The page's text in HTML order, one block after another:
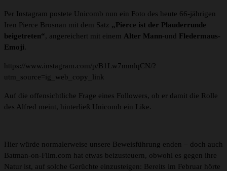
Per Instagram postete Unicomb nun ein Foto des heute 66-jährigen
Iren Pierce Brosnan mit dem Satz „Pierce ist der Plauderrunde
beigetreten“, angereichert mit einem Alter Mann-und Fledermaus-
Emoji.
https://www.instagram.com/p/B1Lw7mmlqCN/?
utm_source=ig_web_copy_link
Auf die offensichtliche Frage eines Followers, ob er damit die Rolle
des Alfred meint, hinterließ Unicomb ein Like.
Hier würde normalerweise unsere Beweisführung enden – doch auch
Batman-on-Film.com hat etwas beizusteuern, obwohl es gegen ihre
Natur ist, auf solche Gerüchte einzusteigen: Bereits im Februar hörte